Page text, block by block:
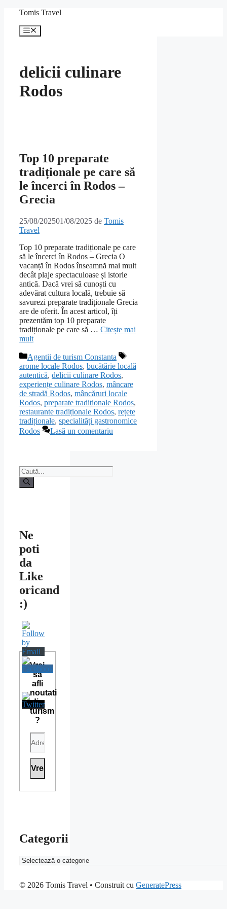
conținut
Tomis Travel
Meniu
delicii culinare
Rodos
Top 10 preparate
tradiționale pe care să
le încerci în Rodos –
Grecia
25/08/202501/08/2025 de Tomis
Travel
Top 10 preparate tradiționale pe care
să le încerci în Rodos – Grecia O
vacanță în Rodos înseamnă mai mult
decât plaje spectaculoase și istorie
antică. Dacă vrei să cunoști cu
adevărat cultura locală, trebuie să
savurezi preparate tradiționale Grecia
are de oferit. În acest articol, îți
prezentăm top 10 preparate
tradiționale pe care să … Citește mai
mult
Categorii
Agentii de turism Constanta
Etichete
arome locale Rodos, bucătărie locală
autentică, delicii culinare Rodos,
experiențe culinare Rodos, mâncare
de stradă Rodos, mâncăruri locale
Rodos, preparate tradiționale Rodos,
restaurante tradiționale Rodos, rețete
tradiționale, specialități gastronomice
Rodos
Lasă un comentariu
Caută
după:
Ne
poti
da
Like
oricand
:)
Vrei
sa
afli
noutati
din
turism
?
Categorii
Categorii
© 2026 Tomis Travel • Construit cu GeneratePress